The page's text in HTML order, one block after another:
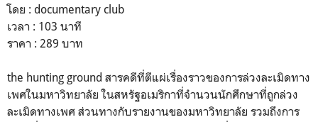
โดย : documentary club
เวลา : 103 นาที
ราคา : 289 บาท
the hunting ground สารคดีที่ตีแผ่เรื่องราวของการล่วงละเมิดทาง
เพศในมหาวิทยาลัย ในสหรัฐอเมริกาที่จำนวนนักศึกษาที่ถูกล่วง
ละเมิดทางเพศ ส่วนทางกับรายงานของมหาวิทยาลัย รวมถึงการ